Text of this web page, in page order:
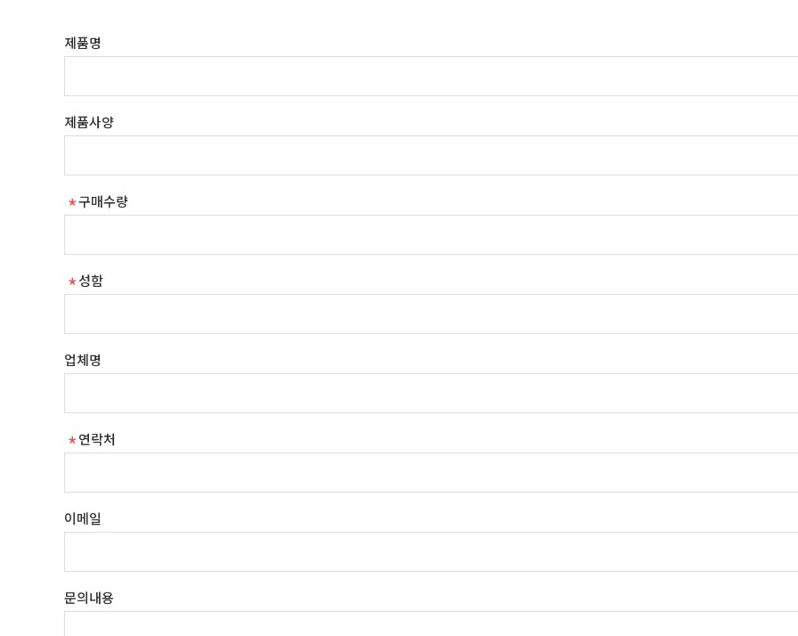
제품명
제품사양
구매수량
성함
업체명
연락처
이메일
문의내용